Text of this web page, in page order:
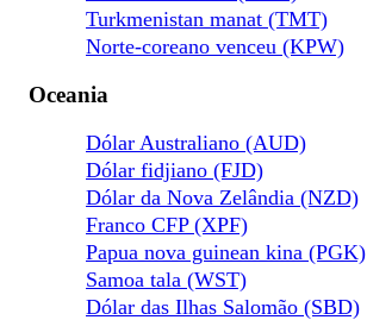
Turkmenistan manat (TMT)
Norte-coreano venceu (KPW)
Oceania
Dólar Australiano (AUD)
Dólar fidjiano (FJD)
Dólar da Nova Zelândia (NZD)
Franco CFP (XPF)
Papua nova guinean kina (PGK)
Samoa tala (WST)
Dólar das Ilhas Salomão (SBD)